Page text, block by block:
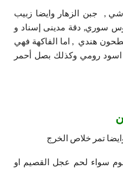
, جبن الزهار وايضا زبيب
سوري, دقة مدينى إسناد و
هندي , اما الفاكهة فهي
اسود رومي وكذلك بصل أحمر
تمر خلاص الخرج
سواء لحم عجل القصيم او